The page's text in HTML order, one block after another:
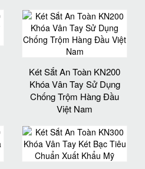
Két Sắt An Toàn KN200
Khóa Vân Tay Sử Dụng
Chống Trộm Hàng Đầu
Việt Nam